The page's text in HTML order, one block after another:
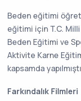
Beden eğitimi
eğitimi için T.C. Milli
Beden Eğitimi ve
Aktivite Karne
kapsamda
Farkındalık Filmleri